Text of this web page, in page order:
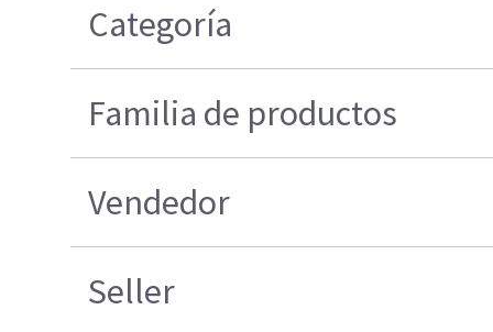
Categoría
Familia de productos
Vendedor
Seller